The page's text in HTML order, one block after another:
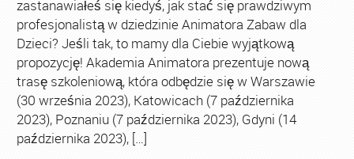
zastanawiałeś się kiedyś, jak stać się prawdziwym
profesjonalistą w dziedzinie Animatora Zabaw dla
Dzieci? Jeśli tak, to mamy dla Ciebie wyjątkową
propozycję! Akademia Animatora prezentuje nową
trasę szkoleniową, która odbędzie się w Warszawie
(30 września 2023), Katowicach (7 października
2023), Poznaniu (7 października 2023), Gdyni (14
października 2023), […]